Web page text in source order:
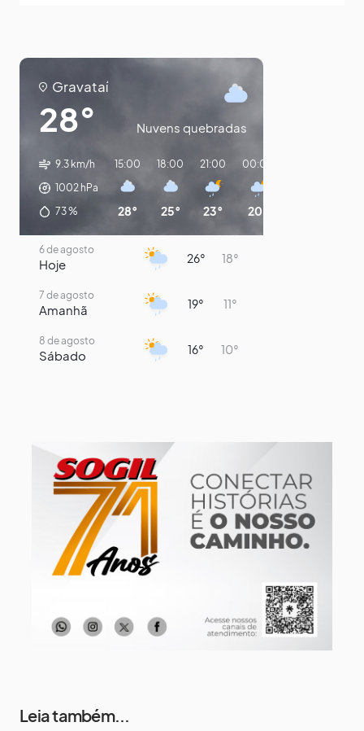
Gravataí
28° Nuvens quebradas
9.3 km/h
1002 hPa
73%
15:00
28°
18:00
25°
21:00
23°
00:00
20°
6 de agosto
Hoje 26° 18°
7 de agosto
Amanhã 19° 11°
8 de agosto
Sábado 16° 10°
11 de agosto
Terça-Feira 16° 8°
12 de agosto
Quarta-Feira 15° 9°
Leia também...